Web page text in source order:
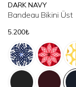
DARK NAVY
Bandeau Bikini Üst
5.200₺